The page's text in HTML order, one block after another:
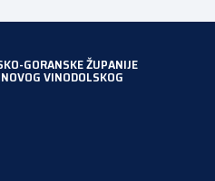
GORANSKE ŽUPANIJE
VINODOLSKOG